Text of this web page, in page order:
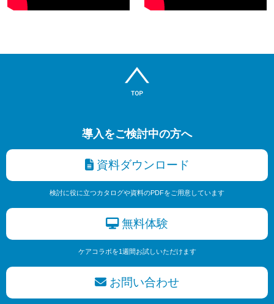
導入をご検討中の方へ
資料ダウンロード
検討に役に立つカタログや資料のPDFをご用意しています
無料体験
ケアコラボを1週間お試しいただけます
お問い合わせ